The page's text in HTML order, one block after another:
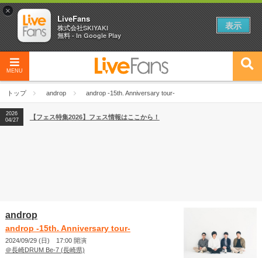
MENU
トップ androp androp -15th. Anniversary tour-
04/27
【フェス特集2026】フェス情報はここから！
2026
07/28
2026
【フェス特集2026】フェス情報はここから！
2026
07/28
【ライブ動員ランキング】2026年上半期編発表！
androp
androp -15th. Anniversary tour-
2024/09/29 (日) 17:00 開演
＠長崎DRUM Be-7 (長崎県)
×
LiveFans
株式会社SKIYAKI
無料 - In Google Play
表示